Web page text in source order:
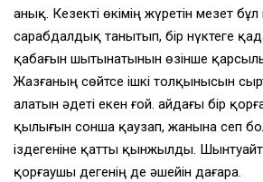
анық. Кезектi өкiмiң жүретiн мезет бұл
сарабдалдық танытып, бiр нүктеге
қабағын шытынатынын өзiнше
Жазғаның сөйтсе iшкi толқынысын
алатын әдетi екен ғой. Қайдағы бiр
қылығын сонша қаузап, жанына сеп
iздегенiне қатты қынжылды.
қорғаушы дегенiң де әшейiн дағара.